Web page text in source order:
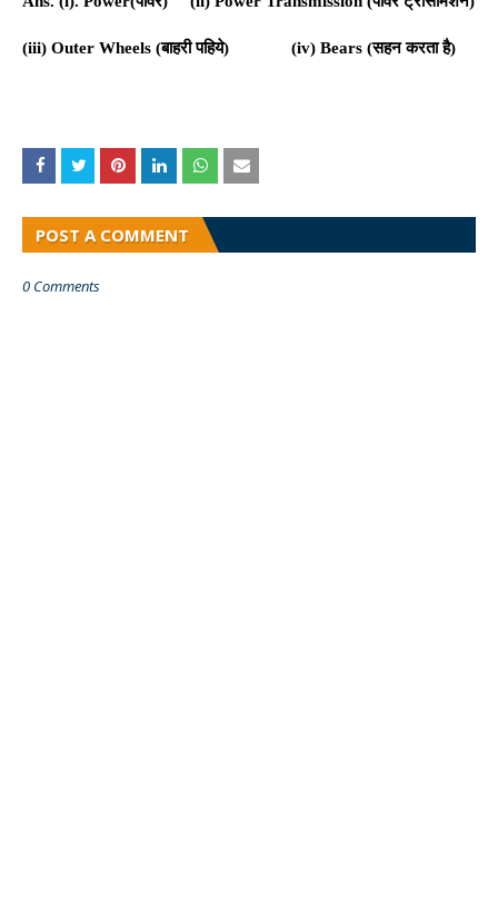
(iii) Outer Wheels (बाहरी पहिये) (iv) Bears (सहन करता है)
POST A COMMENT
0 Comments